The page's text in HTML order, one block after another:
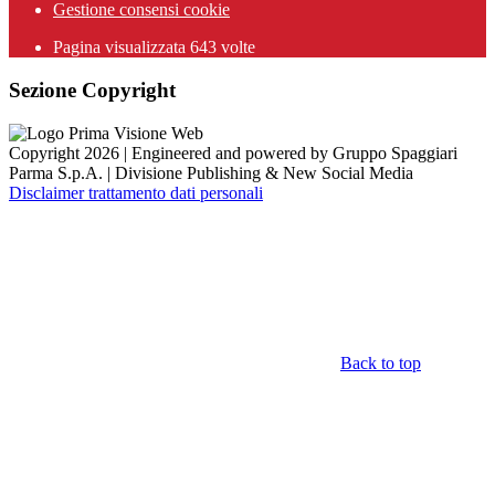
Gestione consensi cookie
Pagina visualizzata 643 volte
Sezione Copyright
Copyright 2026 | Engineered and powered by Gruppo Spaggiari
Parma S.p.A. | Divisione Publishing & New Social Media
Disclaimer trattamento dati personali
Back to top